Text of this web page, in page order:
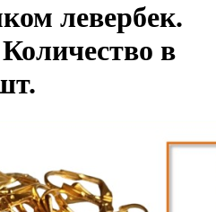
левербек.
в